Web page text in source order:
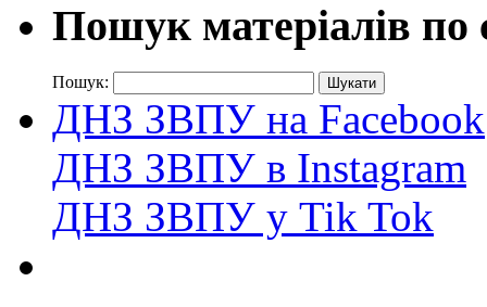
Пошук матеріалів по
Пошук:
ДНЗ ЗВПУ на Facebook
ДНЗ ЗВПУ в Instagram
ДНЗ ЗВПУ у Tik Tok